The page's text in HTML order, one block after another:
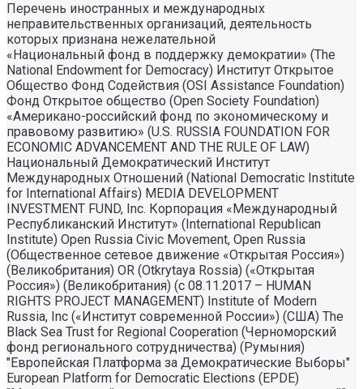
Перечень иностранных и международных
неправительственных организаций, деятельность
которых признана нежелательной
«Национальный фонд в поддержку демократии» (The
National Endowment for Democracy) Институт Открытое
Общество Фонд Содействия (OSI Assistance Foundation)
Фонд Открытое общество (Open Society Foundation)
«Американо-российский фонд по экономическому и
правовому развитию» (U.S. RUSSIA FOUNDATION FOR
ECONOMIC ADVANCEMENT AND THE RULE OF LAW)
Национальный Демократический Институт
Международных Отношений (National Democratic Institute
for International Affairs) MEDIA DEVELOPMENT
INVESTMENT FUND, Inc. Корпорация «Международный
Республиканский Институт» (International Republican
Institute) Open Russia Civic Movement, Open Russia
(Общественное сетевое движение «Открытая Россия»)
(Великобритания) OR (Otkrytaya Rossia) («Открытая
Россия») (Великобритания) (с 08.11.2017 – HUMAN
RIGHTS PROJECT MANAGEMENT) Institute of Modern
Russia, Inc («Институт современной России») (США) The
Black Sea Trust for Regional Cooperation (Черноморский
фонд регионального сотрудничества) (Румыния)
"Европейская Платформа за Демократические Выборы"
European Platform for Democratic Elections (EPDE)